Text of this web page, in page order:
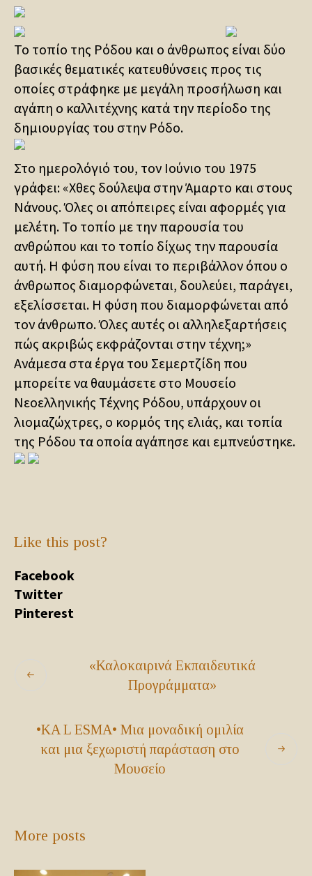
Το τοπίο της Ρόδου και ο άνθρωπος είναι δύο
βασικές θεματικές κατευθύνσεις προς τις
οποίες στράφηκε με μεγάλη προσήλωση και
αγάπη ο καλλιτέχνης κατά την περίοδο της
δημιουργίας του στην Ρόδο.
Στο ημερολόγιό του, τον Ιούνιο του 1975
γράφει: «Χθες δούλεψα στην Άμαρτο και στους
Νάνους. Όλες οι απόπειρες είναι αφορμές για
μελέτη. Το τοπίο με την παρουσία του
ανθρώπου και το τοπίο δίχως την παρουσία
αυτή. Η φύση που είναι το περιβάλλον όπου ο
άνθρωπος διαμορφώνεται, δουλεύει, παράγει,
εξελίσσεται. Η φύση που διαμορφώνεται από
τον άνθρωπο. Όλες αυτές οι αλληλεξαρτήσεις
πώς ακριβώς εκφράζονται στην τέχνη;»
Ανάμεσα στα έργα του Σεμερτζίδη που
μπορείτε να θαυμάσετε στο Μουσείο
Νεοελληνικής Τέχνης Ρόδου, υπάρχουν οι
λιομαζώχτρες, ο κορμός της ελιάς, και τοπία
της Ρόδου τα οποία αγάπησε και εμπνεύστηκε.
Like this post?
Facebook
Twitter
Pinterest
«Καλοκαιρινά Εκπαιδευτικά
Προγράμματα»
•KA L ESMA• Μια μοναδική ομιλία
και μια ξεχωριστή παράσταση στο
Μουσείο
More posts